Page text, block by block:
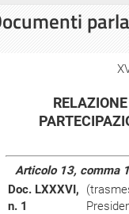
Articolo 13, comma
Doc. LXXXVI,
n. 1